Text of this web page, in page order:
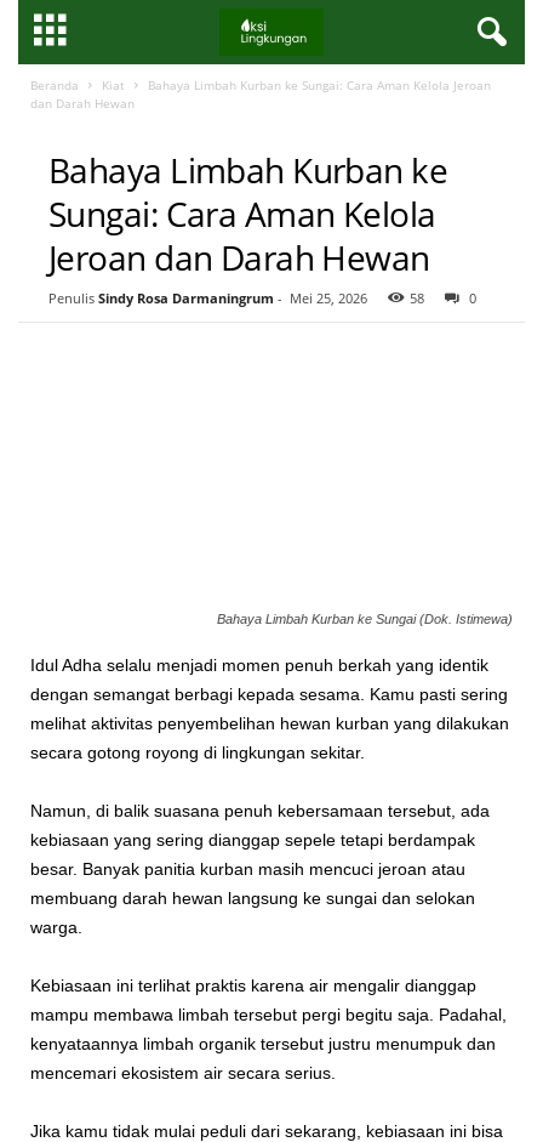
Beranda Kiat
Bahaya Limbah Kurban ke Sungai: Cara Aman Kelola Jeroan
dan Darah Hewan
Bahaya Limbah Kurban ke
Sungai: Cara Aman Kelola
Jeroan dan Darah Hewan
Penulis Sindy Rosa Darmaningrum - Mei 25, 2026 58 0
Bahaya Limbah Kurban ke Sungai (Dok. Istimewa)
Idul Adha selalu menjadi momen penuh berkah yang identik
dengan semangat berbagi kepada sesama. Kamu pasti sering
melihat aktivitas penyembelihan hewan kurban yang dilakukan
secara gotong royong di lingkungan sekitar.
Namun, di balik suasana penuh kebersamaan tersebut, ada
kebiasaan yang sering dianggap sepele tetapi berdampak
besar. Banyak panitia kurban masih mencuci jeroan atau
membuang darah hewan langsung ke sungai dan selokan
warga.
Kebiasaan ini terlihat praktis karena air mengalir dianggap
mampu membawa limbah tersebut pergi begitu saja. Padahal,
kenyataannya limbah organik tersebut justru menumpuk dan
mencemari ekosistem air secara serius.
Jika kamu tidak mulai peduli dari sekarang, kebiasaan ini bisa